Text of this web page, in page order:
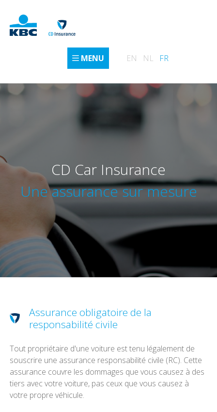
MENU EN NL FR
CD Car Insurance
Une assurance sur mesure
Assurance obligatoire de la
responsabilité civile
Tout propriétaire d'une voiture est tenu légalement de
souscrire une assurance responsabilité civile (RC). Cette
assurance couvre les dommages que vous causez à des
tiers avec votre voiture, pas ceux que vous causez à
votre propre véhicule.